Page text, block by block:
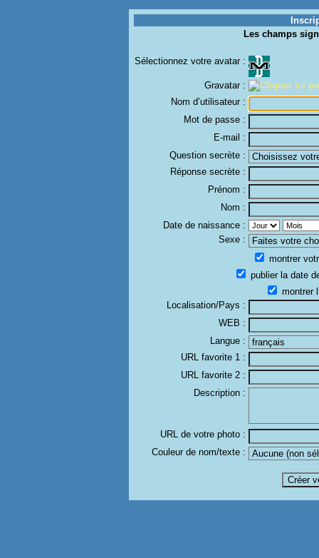
Les champs
Sélectionnez votre avatar :
Gravatar :
Nom d’utilisateur :
Mot de passe :
E-mail :
Question secrète :
Réponse secrète :
Prénom :
Nom :
Date de naissance :
Sexe :
montrer
publier la date
montrer
Localisation/Pays :
WEB :
Langue :
URL favorite 1 :
URL favorite 2 :
Description :
URL de votre photo :
Couleur de nom/texte :